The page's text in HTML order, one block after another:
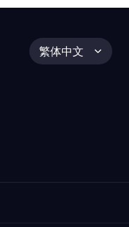
繁体中文